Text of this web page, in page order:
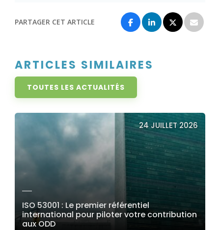
PARTAGER CET ARTICLE
ARTICLES SIMILAIRES
TOUTES LES ACTUALITÉS
24 JUILLET 2026
ISO 53001 : Le premier référentiel
international pour piloter votre contribution
aux ODD